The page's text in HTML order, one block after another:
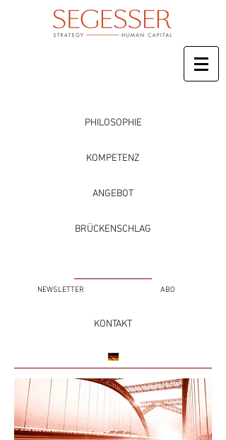
PHILOSOPHIE
KOMPETENZ
ANGEBOT
BRÜCKENSCHLAG
NEWSLETTER ABO
KONTAKT